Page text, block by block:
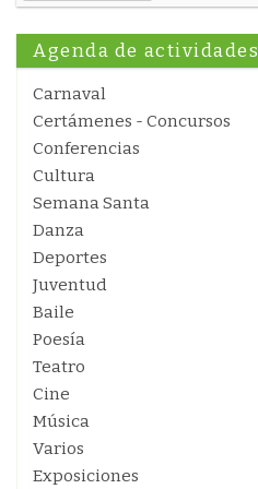
Agenda de actividades
Carnaval
Certámenes - Concursos
Conferencias
Cultura
Semana Santa
Danza
Deportes
Juventud
Baile
Poesía
Teatro
Cine
Música
Varios
Exposiciones